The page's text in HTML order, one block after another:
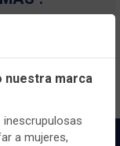
todo el
sesión o
segura nuestra
nuestra marca
a mujeres,